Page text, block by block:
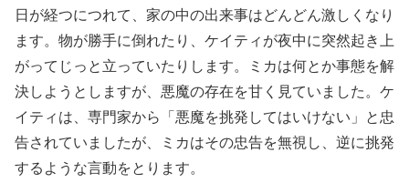
日が経つにつれて、家の中の出来事はどんどん激しくなり
ます。物が勝手に倒れたり、ケイティが夜中に突然起き上
がってじっと立っていたりします。ミカは何とか事態を解
決しようとしますが、悪魔の存在を甘く見ていました。ケ
イティは、専門家から「悪魔を挑発してはいけない」と忠
告されていましたが、ミカはその忠告を無視し、逆に挑発
するような言動をとります。